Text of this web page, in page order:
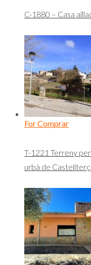
C-1880 – Casa
For Comprar
T-1221 Terreny
urbà de